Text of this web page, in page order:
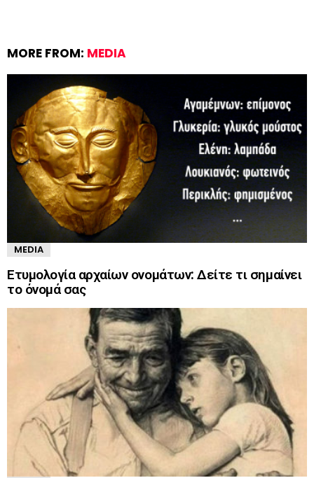
MORE FROM: MEDIA
MEDIA
Ετυμολογία αρχαίων ονομάτων: Δείτε τι σημαίνει
το όνομά σας